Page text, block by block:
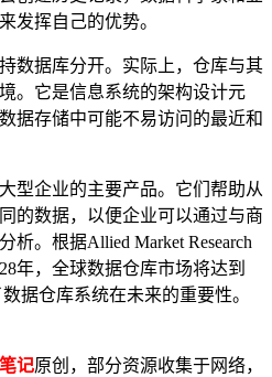
发挥自己的优势。
数据库分开。实际上，仓库与其
。它是信息系统的架构设计元
据存储中可能不易访问的最近和
型企业的主要产品。它们帮助从
的数据，以便企业可以通过与商
析。根据Allied Market Research
年，全球数据仓库市场将达到
据仓库系统在未来的重要性。
记原创，部分资源收集于网络，